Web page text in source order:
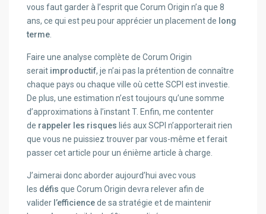
vous faut garder à l’esprit que Corum Origin n’a que 8
ans, ce qui est peu pour apprécier un placement de long
terme
Faire une analyse complète de Corum Origin
serait improductif, je n’ai pas la prétention de connaître
chaque pays ou chaque ville où cette SCPI est investie.
De plus, une estimation n’est toujours qu’une somme
d’approximations à l’instant T. Enfin, me contenter
de rappeler les risques liés aux SCPI n’apporterait rien
que vous ne puissiez trouver par vous-même et ferait
passer cet article pour un énième article à charge.
J’aimerai donc aborder aujourd’hui avec vous
les défisque Corum Origin devra relever afin de
valider l’efficiencede sa stratégie et de maintenir